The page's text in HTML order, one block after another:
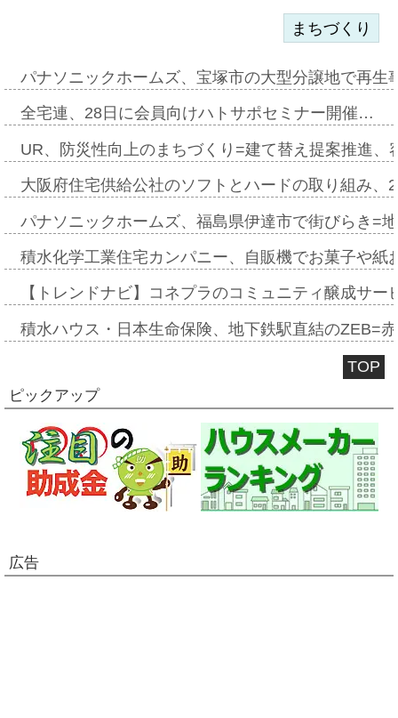
まちづくり
パナソニックホームズ、宝塚市の大型分譲地で再
全宅連、28日に会員向けハトサポセミナー開催…
UR、防災性向上のまちづくり=建て替え提案推進
大阪府住宅供給公社のソフトとハードの取り組み
パナソニックホームズ、福島県伊達市で街びらき=
積水化学工業住宅カンパニー、自販機でお菓子や
【トレンドナビ】コネプラのコミュニティ醸成サ
積水ハウス・日本生命保険、地下鉄駅直結のZEB=
TOP
ピックアップ
広告